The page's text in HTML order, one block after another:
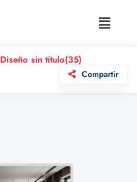
Diseño sin título(35)
Compartir